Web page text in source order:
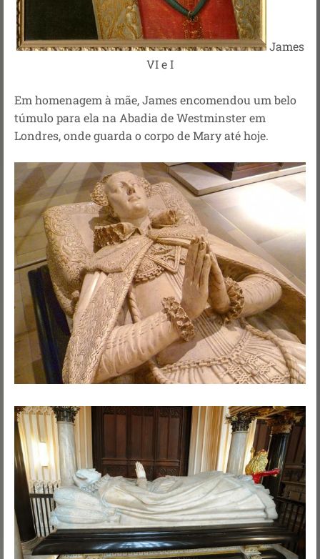
James
VI e I
Em homenagem à mãe, James encomendou um belo
túmulo para ela na Abadia de Westminster em
Londres, onde guarda o corpo de Mary até hoje.